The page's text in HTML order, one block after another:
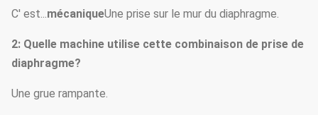
C' est...mécaniqueUne prise sur le mur du diaphragme.
2: Quelle machine utilise cette combinaison de prise de
diaphragme?
Une grue rampante.